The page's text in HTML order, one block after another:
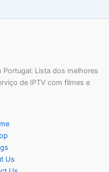
Portugal: Lista dos melhores
de IPTV com filmes e
Us